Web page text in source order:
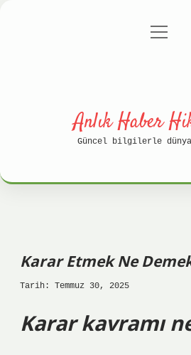
Gizlilik
menüyü
Anlık Haber
Güncel bilgilerle
Karar Etmek Ne
Tarih: Temmuz 30, 2025
Karar kavramı